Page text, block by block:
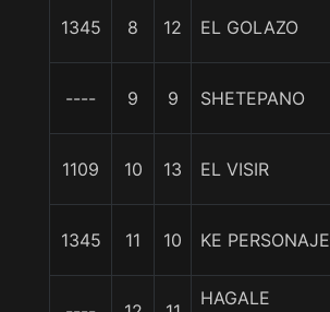
1345 8 12 EL GOLAZO
---- 9 9 SHETEPANO
1109 10 13 EL VISIR
1345 11 10 KE PERSONAJE
HAGALE